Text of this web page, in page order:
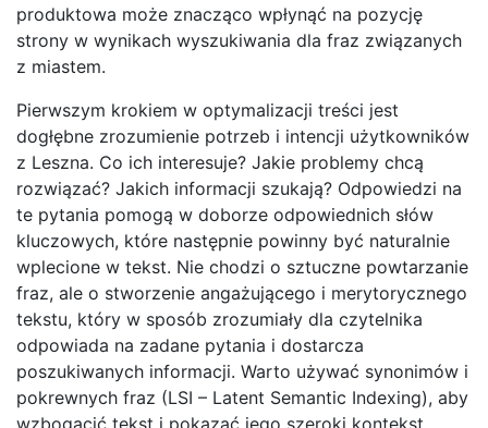
produktowa może znacząco wpłynąć na pozycję
strony w wynikach wyszukiwania dla fraz związanych
z miastem.
Pierwszym krokiem w optymalizacji treści jest
dogłębne zrozumienie potrzeb i intencji użytkowników
z Leszna. Co ich interesuje? Jakie problemy chcą
rozwiązać? Jakich informacji szukają? Odpowiedzi na
te pytania pomogą w doborze odpowiednich słów
kluczowych, które następnie powinny być naturalnie
wplecione w tekst. Nie chodzi o sztuczne powtarzanie
fraz, ale o stworzenie angażującego i merytorycznego
tekstu, który w sposób zrozumiały dla czytelnika
odpowiada na zadane pytania i dostarcza
poszukiwanych informacji. Warto używać synonimów i
pokrewnych fraz (LSI – Latent Semantic Indexing), aby
wzbogacić tekst i pokazać jego szeroki kontekst.